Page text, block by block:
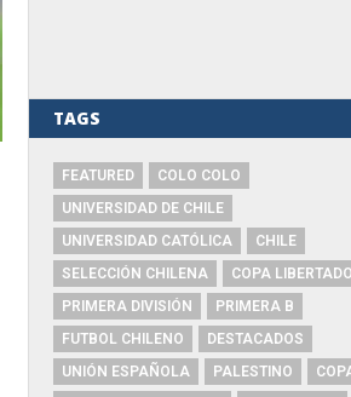
TAGS
FEATURED
COLO COLO
UNIVERSIDAD DE CHILE
UNIVERSIDAD CATÓLICA
CHILE
SELECCIÓN CHILENA
COPA
PRIMERA DIVISIÓN
PRIMERA B
FUTBOL CHILENO
DESTACADOS
UNIÓN ESPAÑOLA
PALESTINO